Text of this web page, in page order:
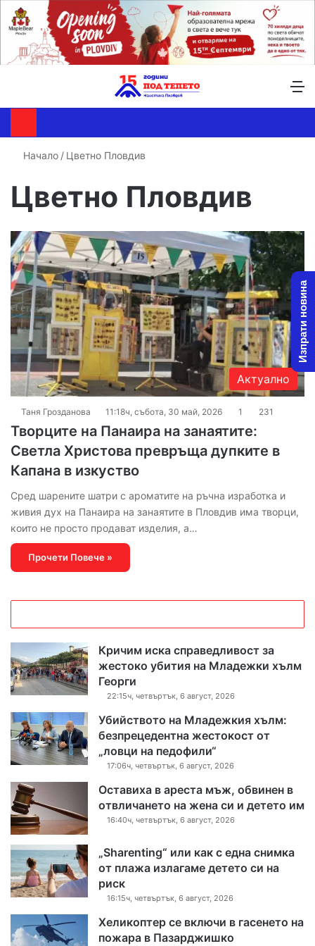
Начало / Цветно Пловдив
Цветно Пловдив
Актуално
Таня Грозданова 11:18ч, събота, 30 май, 2026 1 231
Творците на Панаира на занаятите:
Светла Христова превръща дупките в
Капана в изкуство
Сред шарените шатри с ароматите на ръчна изработка и
живия дух на Панаира на занаятите в Пловдив има творци,
които не просто продават изделия, а…
Прочети Повече »
Кричим иска справедливост за
жестоко убития на Младежки хълм
Георги
22:15ч, четвъртък, 6 август, 2026
Убийството на Младежкия хълм:
безпрецедентна жестокост от
„ловци на педофили“
17:06ч, четвъртък, 6 август, 2026
Оставиха в ареста мъж, обвинен в
отвличането на жена си и детето им
16:40ч, четвъртък, 6 август, 2026
„Sharenting“ или как с една снимка
от плажа излагаме детето си на
риск
16:15ч, четвъртък, 6 август, 2026
Хеликоптер се включи в гасенето на
пожара в Пазарджишко
Изпрати новина